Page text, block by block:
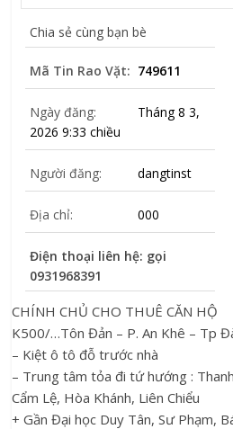
Chia sẻ cùng bạn bè
Mã Tin Rao Vặt: 749611
Ngày đăng:
Tháng 8 3,
2026 9:33 chiều
Người đăng: dangtinst
Địa chỉ: 000
Điện thoại liên hệ: gọi
0931968391
CHÍNH CHỦ CHO THUÊ CĂN HỘ
K500/…Tôn Đản – P. An Khê – Tp
– Kiệt ô tô đỗ trước nhà
– Trung tâm tỏa đi tứ hướng :
Cẩm Lệ, Hòa Khánh, Liên Chiểu
+ Gần Đại học Duy Tân, Sư Phạm,